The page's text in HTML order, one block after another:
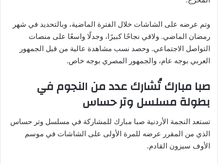
وتم عرضه على الشاشات خلال الفترة الماضية، وبالتحديد في شهر
رمضان الماضي. ولاقي نجاحًا كبيرًا، وجدلًا واسعًا على منصات
التواصل الاجتماعي. وحصد نسب مشاهدة عالية من قبل الجمهور
العربي بوجه عام، والجمهور المصري بوجه خاص.
صبا مبارك تُشارك عدد من النجوم في
بطولة مسلسل وتر حساس
تستعد النجمة الأردنية صبا مبارك للمشاركة في مسلسل وتر حساس
الذي من المقرر عرضه للمرة الأولى على الشاشات في موسم
الأوف سيزون القادم.